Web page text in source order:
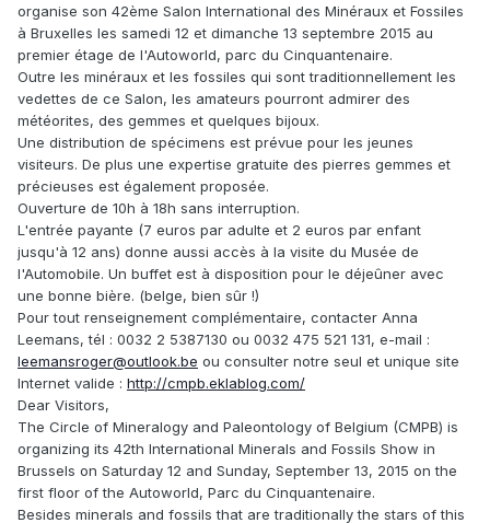
organise son 42ème Salon International des Minéraux et Fossiles
à Bruxelles les samedi 12 et dimanche 13 septembre 2015 au
premier étage de l'Autoworld, parc du Cinquantenaire.
Outre les minéraux et les fossiles qui sont traditionnellement les
vedettes de ce Salon, les amateurs pourront admirer des
météorites, des gemmes et quelques bijoux.
Une distribution de spécimens est prévue pour les jeunes
visiteurs. De plus une expertise gratuite des pierres gemmes et
précieuses est également proposée.
Ouverture de 10h à 18h sans interruption.
L'entrée payante (7 euros par adulte et 2 euros par enfant
jusqu'à 12 ans) donne aussi accès à la visite du Musée de
l'Automobile. Un buffet est à disposition pour le déjeûner avec
une bonne bière. (belge, bien sûr !)
Pour tout renseignement complémentaire, contacter Anna
Leemans, tél : 0032 2 5387130 ou 0032 475 521 131, e-mail :
leemansroger@outlook.be ou consulter notre seul et unique site
Internet valide : http://cmpb.eklablog.com/
Dear Visitors,
The Circle of Mineralogy and Paleontology of Belgium (CMPB) is
organizing its 42th International Minerals and Fossils Show in
Brussels on Saturday 12 and Sunday, September 13, 2015 on the
first floor of the Autoworld, Parc du Cinquantenaire.
Besides minerals and fossils that are traditionally the stars of this